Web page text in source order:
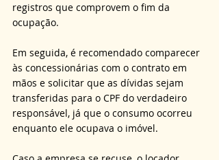
registros que comprovem o fim da
ocupação.
Em seguida, é recomendado comparecer
às concessionárias com o contrato em
mãos e solicitar que as dívidas sejam
transferidas para o CPF do verdadeiro
responsável, já que o consumo ocorreu
enquanto ele ocupava o imóvel.